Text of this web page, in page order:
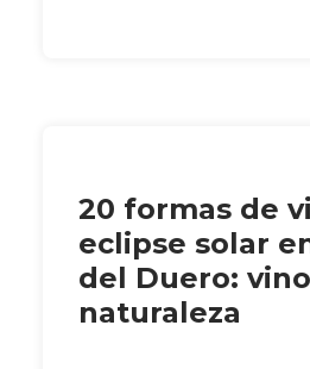
20 formas de
eclipse solar
del Duero:
naturaleza